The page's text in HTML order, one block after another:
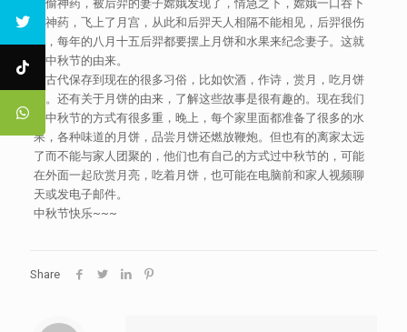
来偷神药，被后羿的妻子嫦娥发现了，情急之下，嫦娥一口吞下
了神药，飞上了月宫，从此和后羿天人相隔不能相见，后羿很伤
心，每年的八月十五后羿都要摆上月饼和水果来纪念妻子。这就
是中秋节的由来。
从古代保存到现在的很多习俗，比如饮酒，作诗，赏月，吃月饼
等。还有关于月饼的由来，了解这些故事是很有趣的。现在我们
过中秋节的方式有很多重，晚上，每个家里面都准备了很多的水
果，各种味道的月饼，品尝月饼还燃放鞭炮。但也有的离家太远
了而不能与家人团聚的，他们也有自己的方式过中秋节的，可能
在外面一起欣赏月亮，吃着月饼，也可能在电脑前和家人视频聊
天或发电子邮件。
中秋节快乐~~~
Share